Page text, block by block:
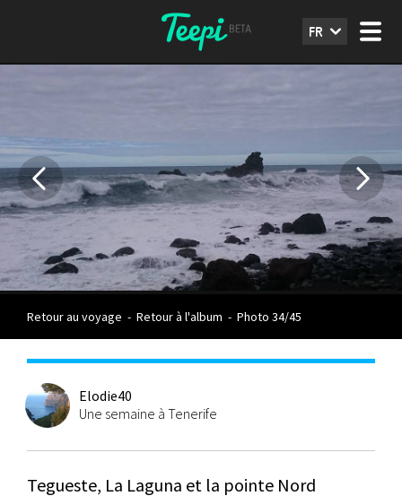
FR
Retour au voyage - Retour à l'album - Photo 34/45
Elodie40
Une semaine à Tenerife
Tegueste, La Laguna et la pointe Nord